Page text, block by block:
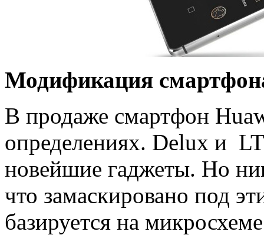
Модификация
В продаже смартфон
определениях. Delux и
новейшие гаджеты. Но
что замаскировано под
базируется на